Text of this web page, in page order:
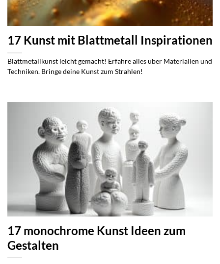
17 Kunst mit Blattmetall Inspirationen
Blattmetallkunst leicht gemacht! Erfahre alles über Materialien und
Techniken. Bringe deine Kunst zum Strahlen!
17 monochrome Kunst Ideen zum
Gestalten